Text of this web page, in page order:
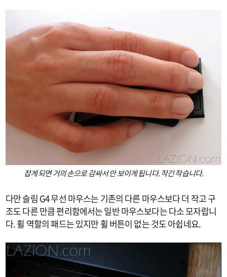
잡게 되면 거의 손으로 감싸서 안 보이게 됩니다. 작긴 작습니다.
다만 슬림 G4 무선 마우스는 기존의 다른 마우스보다 더 작고 구
조도 다른 만큼 편리함에서는 일반 마우스보다는 다소 모자랍니
다. 휠 역할의 패드는 있지만 휠 버튼이 없는 것도 아쉽네요.